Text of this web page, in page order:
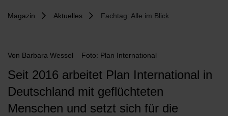
Magazin Aktuelles Fachtag: Alle im Blick
Von Barbara Wessel Foto: Plan International
Seit 2016 arbeitet Plan International in
Deutschland mit geflüchteten
Menschen und setzt sich für die